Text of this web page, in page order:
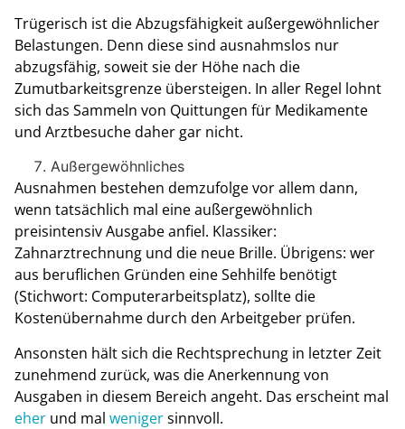
Trügerisch ist die Abzugsfähigkeit außergewöhnlicher
Belastungen. Denn diese sind ausnahmslos nur
abzugsfähig, soweit sie der Höhe nach die
Zumutbarkeitsgrenze übersteigen. In aller Regel lohnt
sich das Sammeln von Quittungen für Medikamente
und Arztbesuche daher gar nicht.
Außergewöhnliches
Ausnahmen bestehen demzufolge vor allem dann,
wenn tatsächlich mal eine außergewöhnlich
preisintensiv Ausgabe anfiel. Klassiker:
Zahnarztrechnung und die neue Brille. Übrigens: wer
aus beruflichen Gründen eine Sehhilfe benötigt
(Stichwort: Computerarbeitsplatz), sollte die
Kostenübernahme durch den Arbeitgeber prüfen.
Ansonsten hält sich die Rechtsprechung in letzter Zeit
zunehmend zurück, was die Anerkennung von
Ausgaben in diesem Bereich angeht. Das erscheint mal
eher und mal wenigersinnvoll.